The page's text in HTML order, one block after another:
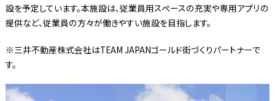
設を予定しています。本施設は、従業員用スペースの充実や専用アプリの
提供など、従業員の方々が働きやすい施設を目指します。
※三井不動産株式会社はTEAM JAPANゴールド街づくりパートナーで
す。